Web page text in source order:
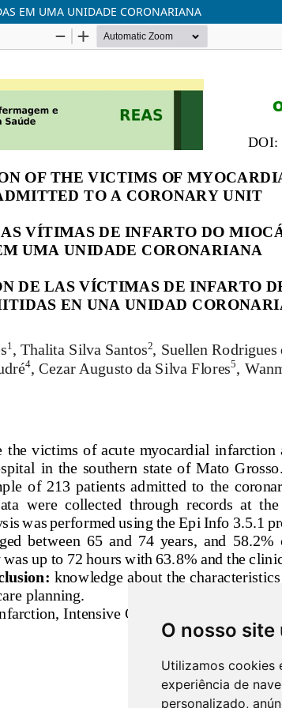
O nosso
Utilizamos cookies
experiência de
personalizado,
EM UMA UNIDADE CORONARIANA